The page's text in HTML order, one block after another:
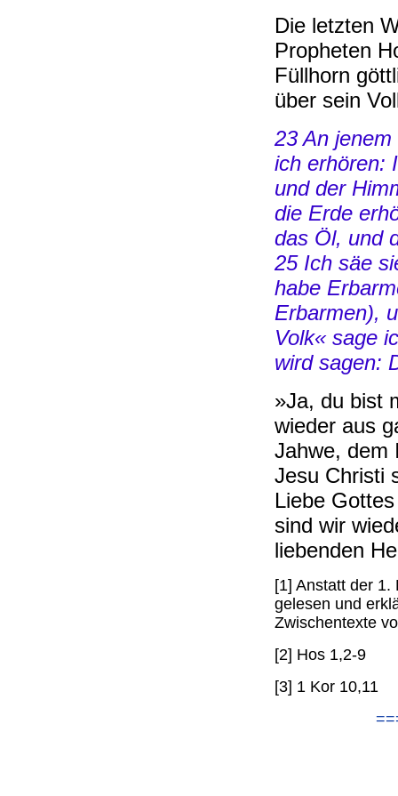
Die letzten
Propheten
Füllhorn
über sein
23 An
ich erhören:
und der
die Erde
das Öl, und
25 Ich säe
habe
Erbarmen),
Volk« sage
wird sagen:
»Ja, du bist
wieder aus
Jahwe, dem
Jesu Christi
Liebe
sind wir
liebenden
[1] Anstatt der
gelesen und
Zwischentexte
[2] Hos 1,2-9
[3] 1 Kor 10,11